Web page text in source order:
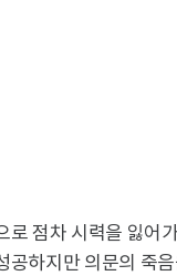
로 점차 시력을 잃어
공하지만 의문의 죽